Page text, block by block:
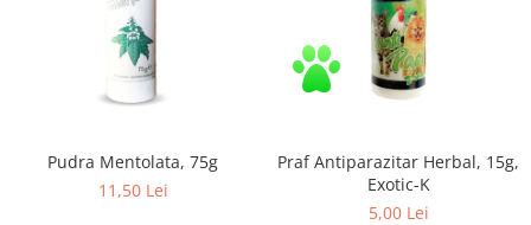
Zuluff Diapers (70 produse)
Pudra Mentolata, 75g
11,50 Lei
Praf Antiparazitar Herbal, 15g,
Exotic-K
5,00 Lei